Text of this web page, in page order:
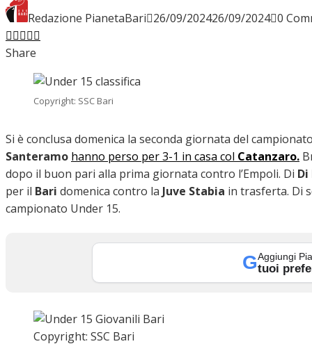
FOCUS
CALCIOMERCATO
SERIE B
Home
Redazione PianetaBari 26/09/202426/09/2024 0
Facebook
Twitter
LinkedIn
Pinterest
Stumbleupon
Share
Copyright: SSC Bari
Si è conclusa domenica la seconda giornata del campionato
Santeramo hanno perso per 3-1 in casa col Catanzaro.
dopo il buon pari alla prima giornata contro l’Empoli. Di
per il Bari domenica contro la Juve Stabia in trasferta. Di
campionato Under 15.
GAggiungi
tuoi
Copyright: SSC Bari